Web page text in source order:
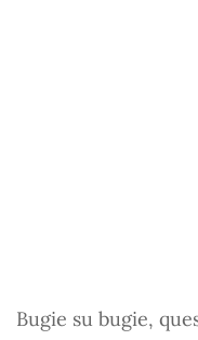
Bugie su bugie,